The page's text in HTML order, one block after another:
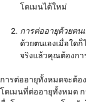
โดเมนได้ใหม่
การต่ออายุด้วยตน
ด้วยตนเองเมื่อใด
จริงแล้วคุณต้องกา
การต่ออายุทั้งหมดจะต้อ
โดเมนที่ต่ออายุทั้งหมด